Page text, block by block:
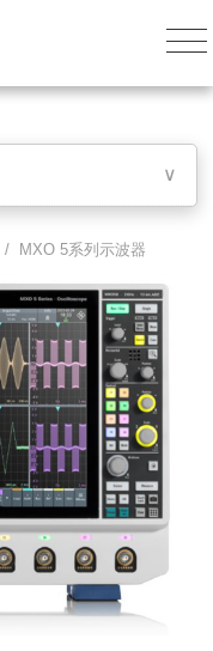
∨
/ MXO 5系列示波器